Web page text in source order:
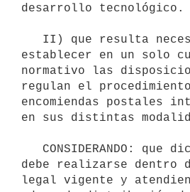
desarrollo tecnológico.
establecer en un solo
normativo las
regulan el
encomiendas postales
en sus distintas
debe realizarse dentro
legal vigente y